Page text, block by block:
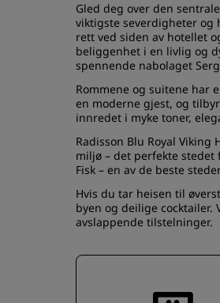
Gled deg over den
viktigste severdigheter og
rett ved siden av hotellet
beliggenhet i en livlig og
spennende nabolaget
Rommene og suitene har
en moderne gjest, og
innredet i myke toner,
Radisson Blu Royal
miljø – det perfekte
Fisk – en av de beste
Hvis du tar heisen til
byen og deilige cocktailer.
avslappende tilstelninger.